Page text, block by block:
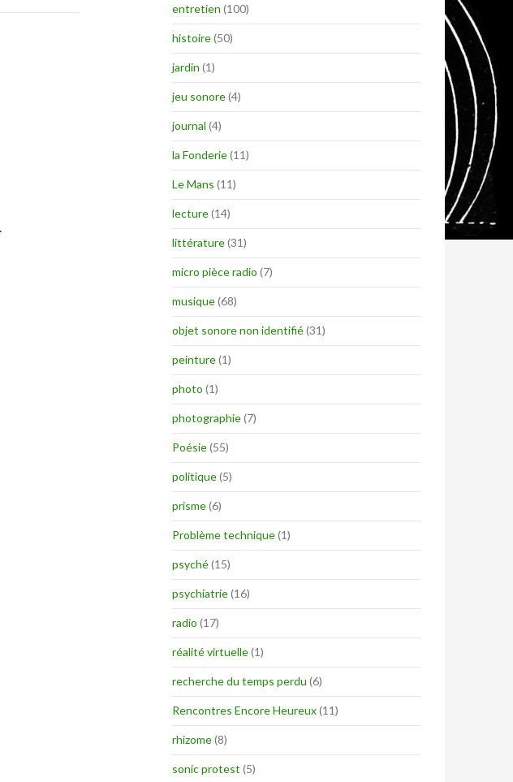
entretien (100)
histoire(50)
jardin (1)
jeu sonore(4)
journal (4)
la Fonderie(11)
Le Mans (11)
lecture(14)
littérature(31)
micro pièce radio (7)
musique(68)
objet sonore non identifié(31)
peinture(1)
photo (1)
photographie(7)
Poésie(55)
politique(5)
prisme(6)
Problème technique(1)
psyché(15)
psychiatrie(16)
radio (17)
réalité virtuelle(1)
recherche du temps perdu (6)
Rencontres Encore Heureux(11)
rhizome(8)
sonic protest (5)